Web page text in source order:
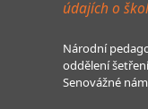
údajích o
Národní
oddělení
Senovážné